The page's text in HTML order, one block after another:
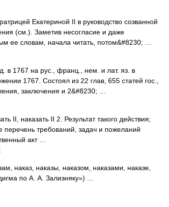
Екатериной II в руководство созванной
(см.). Заметив несогласие и даже
ее словам, начала читать, потом&#8230; …
в 1767 на рус., франц., нем. и лат. яз. в
1767. Состоял из 22 глав, 655 статей гос.,
заключения и 2&#8230; …
II, наказать II 2. Результат такого действия;
требований, задач и пожеланий
акт …
наказ, наказы, наказом, наказами, наказе,
по А. А. Зализняку») …